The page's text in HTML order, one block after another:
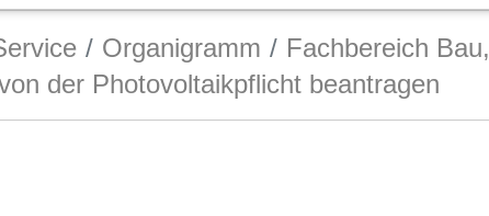
Organigramm
Fachbereich
der Photovoltaikpflicht beantragen